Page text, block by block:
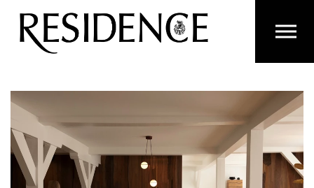
Overslaan en ga direct naar de inhoud